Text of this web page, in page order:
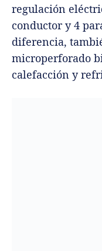
regulación
conductor y 4
diferencia,
microperforado
calefacción y